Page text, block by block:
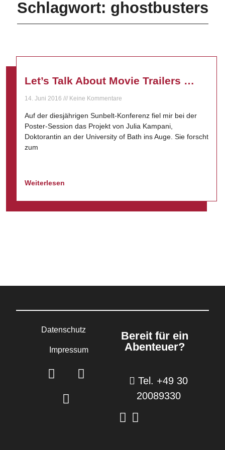
Schlagwort: ghostbusters
Let’s Talk About Movie Trailers …
14. Juni 2016 Keine Kommentare
Auf der diesjährigen Sunbelt-Konferenz fiel mir bei der
Poster-Session das Projekt von Julia Kampani,
Doktorantin an der University of Bath ins Auge. Sie forscht
zum
Weiterlesen
Datenschutz
Impressum
Bereit für ein
Abenteuer?
Tel. +49 30
20089330